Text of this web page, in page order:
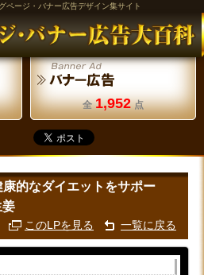
ページ・バナー広告デザイン集サイト
全 1,952 点
的なダイエットをサポー
このLPを見る 一覧に戻る